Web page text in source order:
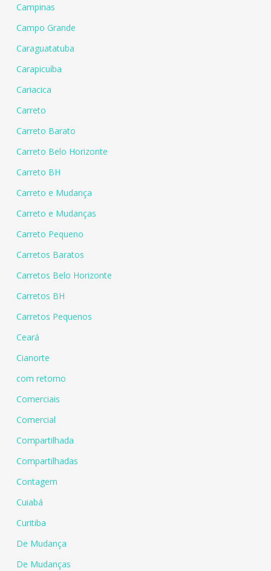
Campinas
Campo Grande
Caraguatatuba
Carapicuíba
Cariacica
Carreto
Carreto Barato
Carreto Belo Horizonte
Carreto BH
Carreto e Mudança
Carreto e Mudanças
Carreto Pequeno
Carretos Baratos
Carretos Belo Horizonte
Carretos BH
Carretos Pequenos
Ceará
Cianorte
com retorno
Comerciais
Comercial
Compartilhada
Compartilhadas
Contagem
Cuiabá
Curitiba
De Mudança
De Mudanças